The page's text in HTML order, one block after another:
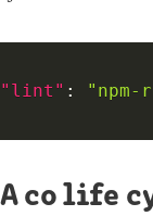
"lint" :
A co life